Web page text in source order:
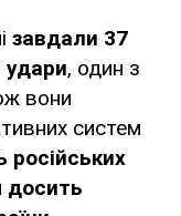
завдали 37
удари, один з
вони
систем
російських
досить